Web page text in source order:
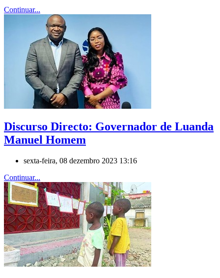
Continuar...
Discurso Directo: Governador de Luanda
Manuel Homem
sexta-feira, 08 dezembro 2023 13:16
Continuar...